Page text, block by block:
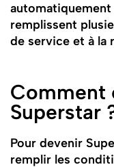
automatiquement
remplissent
de service et à la
Comment
Superstar
Pour devenir
remplir les